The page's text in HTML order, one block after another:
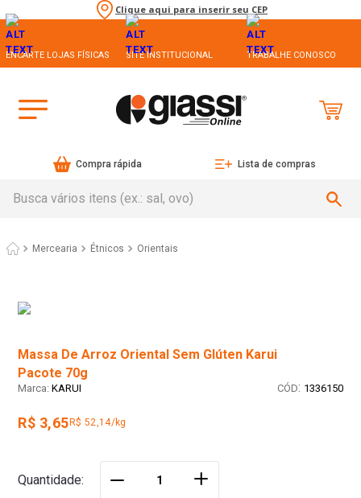
Clique aqui para inserir seu CEP
ENCARTE LOJAS FÍSICAS SITE INSTITUCIONAL TRABALHE CONOSCO
Compra rápida Lista de compras
Mercearia Étnicos Orientais
Massa De Arroz Oriental Sem Glúten Karui
Pacote 70g
KARUI : 1336150
R$ 3,65 R$ 52,14/kg
Quantidade ＋